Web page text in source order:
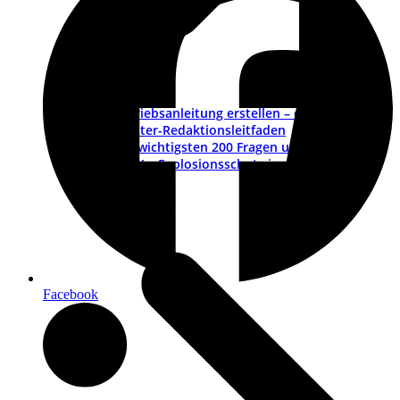
Betriebsanleitung erstellen – ein Leitfaden
Muster-Redaktionsleitfaden
Die wichtigsten 200 Fragen und Antworten
ATEX – Explosionsschutz im Maschinenbau
Facebook